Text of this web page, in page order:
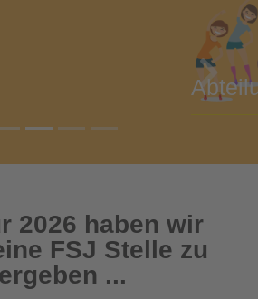
2026 haben wir
FSJ Stelle zu
...